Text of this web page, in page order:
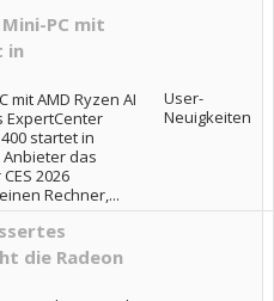
PC mit
in
mit AMD Ryzen AI
ExpertCenter
startet in
das
2026
Rechner,...
User-
Neuigkeiten
die Radeon